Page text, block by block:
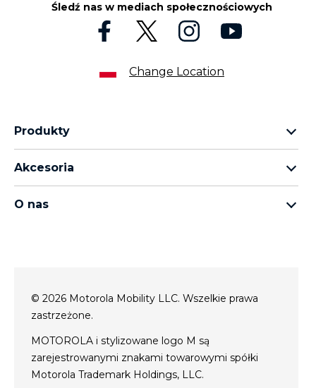
Śledź nas w mediach społecznościowych
Change Location
Produkty
rodzina moto g
Akcesoria
O nas
polityka prywatności
Website Privacy
polityka prywatności
© 2026 Motorola Mobility LLC. Wszelkie prawa
zastrzeżone.
MOTOROLA i stylizowane logo M są
zarejestrowanymi znakami towarowymi spółki
Motorola Trademark Holdings, LLC.